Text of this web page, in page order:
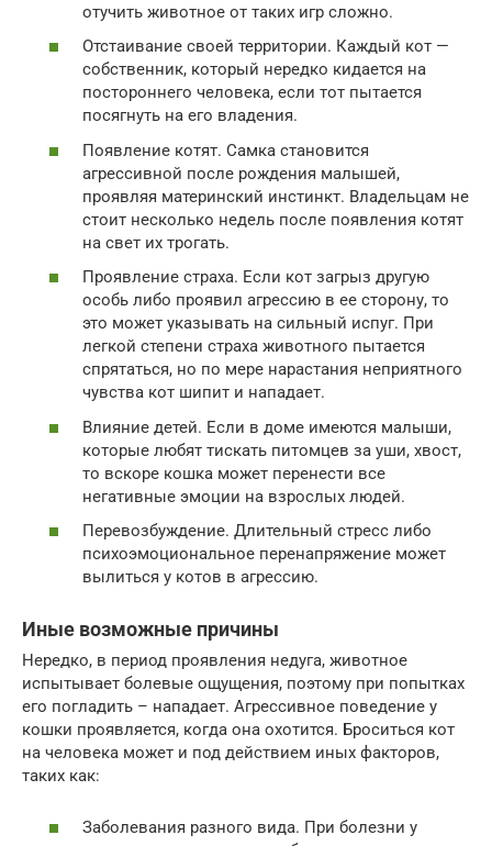
отучить животное от таких игр сложно.
Отстаивание своей территории. Каждый кот —
собственник, который нередко кидается на
постороннего человека, если тот пытается
посягнуть на его владения.
Появление котят. Самка становится
агрессивной после рождения малышей,
проявляя материнский инстинкт. Владельцам не
стоит несколько недель после появления котят
на свет их трогать.
Проявление страха. Если кот загрыз другую
особь либо проявил агрессию в ее сторону, то
это может указывать на сильный испуг. При
легкой степени страха животного пытается
спрятаться, но по мере нарастания неприятного
чувства кот шипит и нападает.
Влияние детей. Если в доме имеются малыши,
которые любят тискать питомцев за уши, хвост,
то вскоре кошка может перенести все
негативные эмоции на взрослых людей.
Перевозбуждение. Длительный стресс либо
психоэмоциональное перенапряжение может
вылиться у котов в агрессию.
Иные возможные причины
Нередко, в период проявления недуга, животное
испытывает болевые ощущения, поэтому при попытках
его погладить – нападает. Агрессивное поведение у
кошки проявляется, когда она охотится. Броситься кот
на человека может и под действием иных факторов,
таких как:
Заболевания разного вида. При болезни у